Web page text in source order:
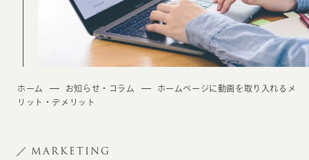
ホーム お知らせ・コラム
ホームページに動画を取り入れるメ
リット・デメリット
MARKETING